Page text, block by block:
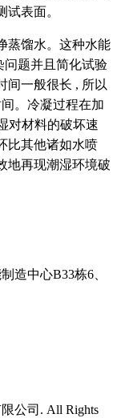
表面。
馏水。这种水能
问题并且简化试验
间一般很长 , 所以
。冷凝过程在加
对材料的破坏速
比其他诸如水喷
地再现潮湿环境破
造中心B33栋6、
公司. All Rights